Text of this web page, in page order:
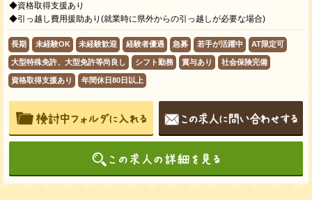
◆資格取得支援あり
◆引っ越し費用援助あり(就業時に県外からの引っ越しが必要な場合)
長期 未経験OK 未経験歓迎 経験者優遇 急募 若手が活躍中 AT限定可
大型特殊免許、大型免許等尚良し シフト勤務 賞与あり 社会保険完備
資格取得支援あり 年間休日80日以上